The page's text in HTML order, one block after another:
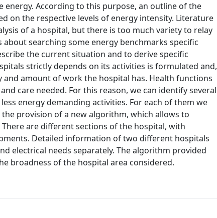
According to this purpose, an outline of the
on the respective levels of energy intensity. Literature
of a hospital, but there is too much variety to relay
searching some energy benchmarks specific
the current situation and to derive specific
strictly depends on its activities is formulated and,
amount of work the hospital has. Health functions
care needed. For this reason, we can identify several
energy demanding activities. For each of them we
provision of a new algorithm, which allows to
are different sections of the hospital, with
Detailed information of two different hospitals
electrical needs separately. The algorithm provided
broadness of the hospital area considered.